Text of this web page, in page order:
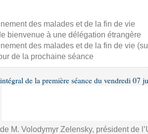
des malades et de la fin de vie
bienvenue à une délégation étrangère
des malades et de la fin de vie
de la prochaine séance
de la première séance du vendredi 07
M. Volodymyr Zelensky, président de